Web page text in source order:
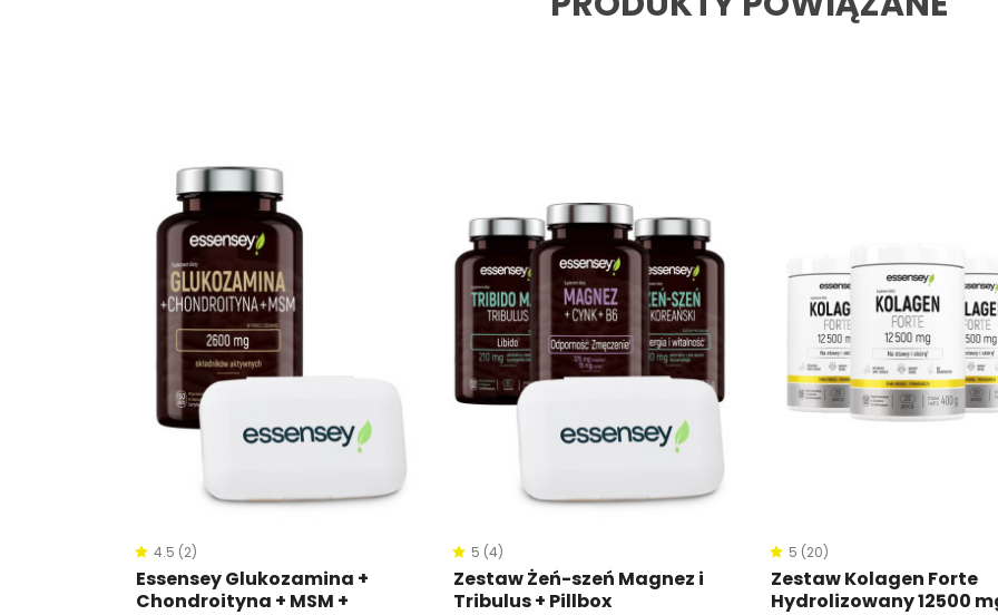
4.5 (2)
Essensey Glukozamina +
Chondroityna + MSM +
5 (4)
Zestaw Żeń-szeń Magnez i
Tribulus + Pillbox
5 (20)
Zestaw Kolagen Forte
Hydrolizowany 12500